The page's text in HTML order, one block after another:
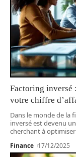
Factoring inversé
votre chiffre
Dans le monde de la
inversé est devenu
cherchant à
Finance 17/12/2025